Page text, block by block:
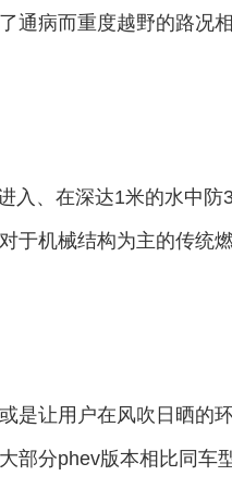
通病而重度越野的路况
入、在深达1米的水中防
于机械结构为主的传统
是让用户在风吹日晒的
部分phev版本相比同车